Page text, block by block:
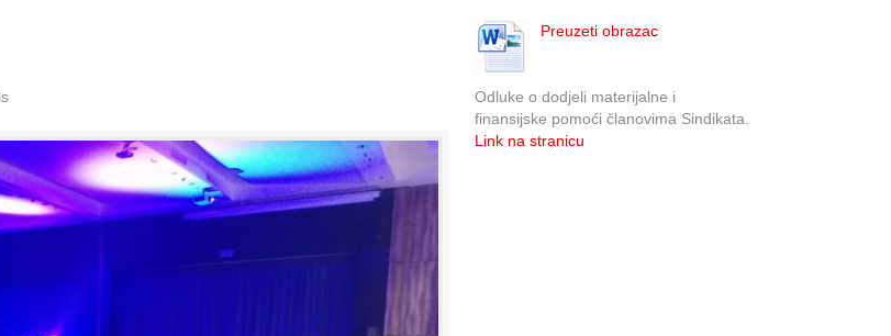
Preuzeti obrazac
Odluke o dodjeli materijalne i
finansijske pomoći članovima Sindikata.
Link na stranicu